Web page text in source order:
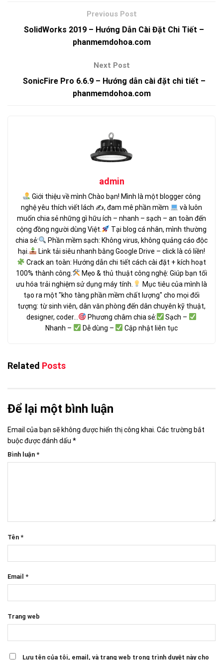
SolidWorks 2019 – Hướng Dẫn Cài Đặt Chi Tiết –
phanmemdohoa.com
SonicFire Pro 6.6.9 – Hướng dẫn cài đặt chi tiết –
phanmemdohoa.com
admin
Giới thiệu về mình Chào bạn! Mình là một blogger công
nghệ yêu thích viết lách ✍, đam mê phần mềm
và luôn
muốn chia sẻ những gì hữu ích – nhanh – sạch – an toàn đến
cộng đồng người dùng Việt.
Tại blog cá nhân, mình thường
chia sẻ:
Phần mềm sạch: Không virus, không quảng cáo độc
hại.
Link tải siêu nhanh bằng Google Drive – click là có liền!
Crack an toàn: Hướng dẫn chi tiết cách cài đặt + kích hoạt
100% thành công.
Mẹo & thủ thuật công nghệ: Giúp bạn tối
ưu hóa trải nghiệm sử dụng máy tính.
Mục tiêu của mình là
tạo ra một "kho tàng phần mềm chất lượng" cho mọi đối
tượng: từ sinh viên, dân văn phòng đến dân chuyên kỹ thuật,
designer, coder...
Phương châm chia sẻ:
Sạch –
Nhanh –
Dễ dùng – Cập nhật liên tục
Related Posts
Để lại một bình luận
Email của bạn sẽ không được hiển thị công khai. Các trường bắt
buộc được đánh dấu *
Bình luận *
Tên *
Email *
Trang web
Lưu tên của tôi, email, và trang web trong trình duyệt này cho